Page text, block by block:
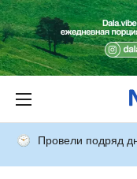
Провели подряд